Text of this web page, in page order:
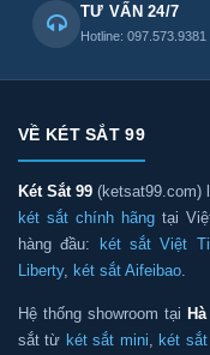
TƯ VẤN 24/7
Hotline: 097.573.9381
VỀ KÉT SẮT 99
Két Sắt 99 (ketsat99.com)
két sắt chính hãng tại
hàng đầu: két sắt Việt
Liberty, két sắt Aifeibao
Hệ thống showroom tại
sắt từ két sắt mini ,két